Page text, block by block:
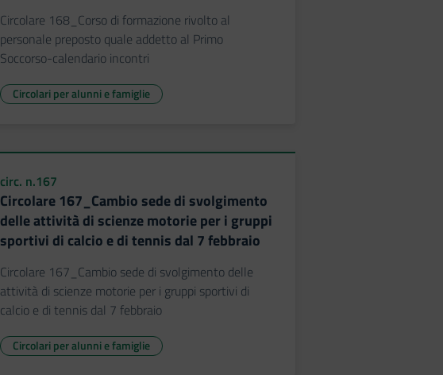
Circolare 168_Corso di formazione rivolto al
personale preposto quale addetto al Primo
Soccorso-calendario incontri
Circolari per alunni e famiglie
circ. n.167
Circolare 167_Cambio sede di svolgimento
delle attività di scienze motorie per i gruppi
sportivi di calcio e di tennis dal 7 febbraio
Circolare 167_Cambio sede di svolgimento delle
attività di scienze motorie per i gruppi sportivi di
calcio e di tennis dal 7 febbraio
Circolari per alunni e famiglie